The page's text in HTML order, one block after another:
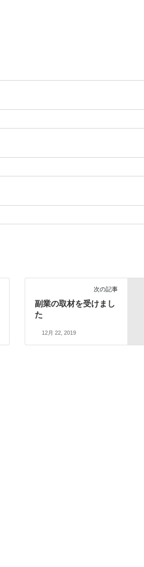
次の記事
副業の取材を受けまし
た
12月 22, 2019